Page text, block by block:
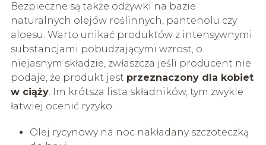
Bezpieczne są także odżywki na bazie
naturalnych olejów roślinnych, pantenolu czy
aloesu. Warto unikać produktów z intensywnymi
substancjami pobudzającymi wzrost, o
niejasnym składzie, zwłaszcza jeśli producent nie
podaje, że produkt jest przeznaczony dla kobiet
w ciąży. Im krótsza lista składników, tym zwykle
łatwiej ocenić ryzyko.
Olej rycynowy na noc nakładany szczoteczką